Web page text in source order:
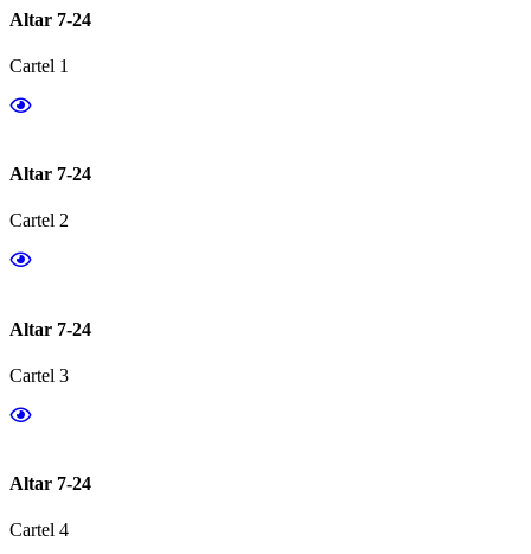
Altar 7-24
Cartel 1
Altar 7-24
Cartel 2
Altar 7-24
Cartel 3
Altar 7-24
Cartel 4